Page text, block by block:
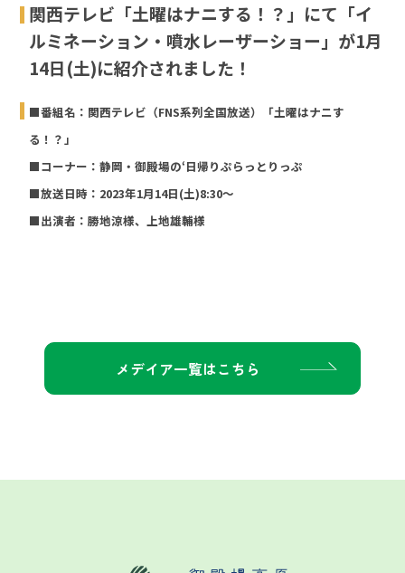
関西テレビ「土曜はナニする！？」にて「イ
ルミネーション・噴水レーザーショー」が1月
14日(土)に紹介されました！
■番組名：関西テレビ（FNS系列全国放送）「土曜はナニす
る！？」
■コーナー：静岡・御殿場の‘日帰りぷらっとりっぷ
■放送日時：2023年1月14日(土)8:30～
■出演者：勝地涼様、上地雄輔様
メデイア一覧はこちら